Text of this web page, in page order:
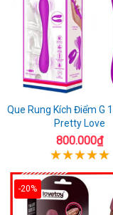
Que Rung Kích Điểm G
Pretty Love
800.000₫
-20%